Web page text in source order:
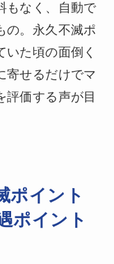
もなく、自動で
の。永久不滅ポ
た頃の面倒く
寄せるだけでマ
評価する声が目
ポイント
ポイント